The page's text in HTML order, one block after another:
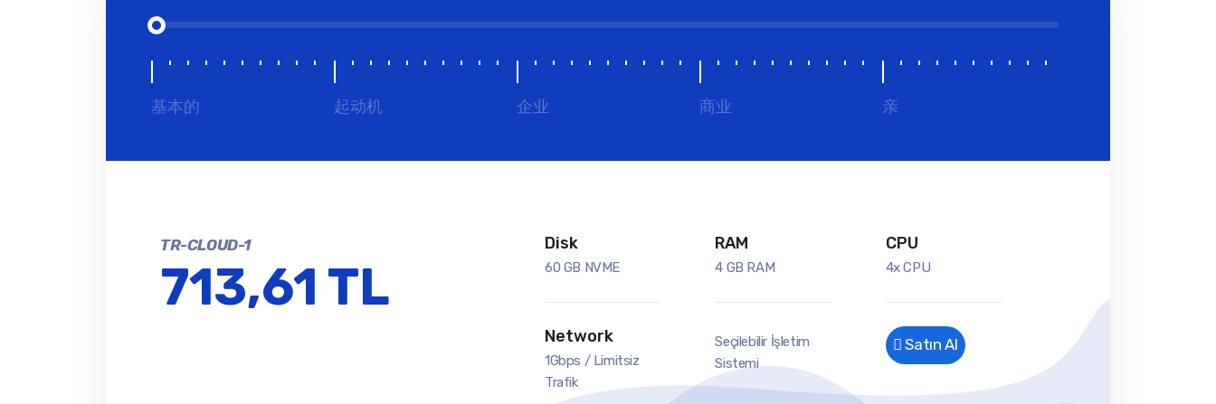
基本的 起动机 企业 商业 亲
TR-CLOUD-1
713,61 TL
Disk
60 GB NVME
RAM
4 GB RAM
CPU
4x CPU
Network
1Gbps / Limitsiz
Trafik
Seçilebilir İşletim
Sistemi
Satın Al